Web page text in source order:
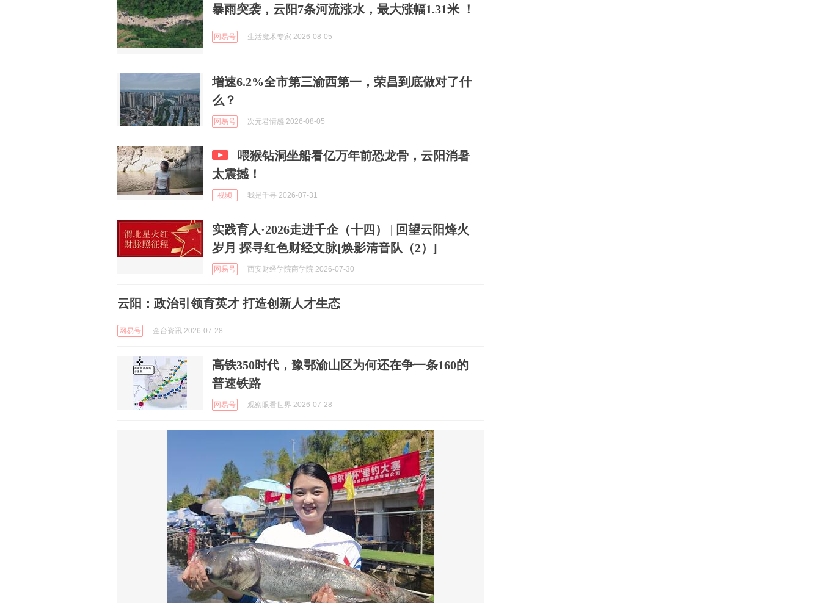
暴雨突袭，云阳7条河流涨水，最大涨幅1.31米 ！
网易号 生活魔术专家 2026-08-05
增速6.2%全市第三渝西第一，荣昌到底做对了什
么？
网易号 次元君情感 2026-08-05
喂猴钻洞坐船看亿万年前恐龙骨，云阳消暑
太震撼！
视频 我是千寻 2026-07-31
实践育人·2026走进千企（十四） | 回望云阳烽火
岁月 探寻红色财经文脉[焕影清音队（2）]
网易号 西安财经学院商学院 2026-07-30
云阳：政治引领育英才 打造创新人才生态
网易号 金台资讯 2026-07-28
高铁350时代，豫鄂渝山区为何还在争一条160的
普速铁路
网易号 观察眼看世界 2026-07-28